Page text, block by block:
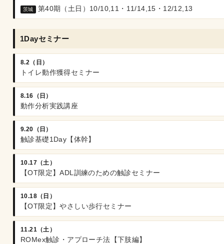
茨城 第40期（土日）10/10,11・11/14,15・12/12,13
1Dayセミナー
8.2（日）
トイレ動作獲得セミナー
8.16（日）
動作分析実践講座
9.20（日）
触診基礎1Day【体幹】
10.17（土）
【OT限定】ADL訓練のための触診セミナー
10.18（日）
【OT限定】やさしい歩行セミナー
11.21（土）
ROMex触診・アプローチ法【下肢編】